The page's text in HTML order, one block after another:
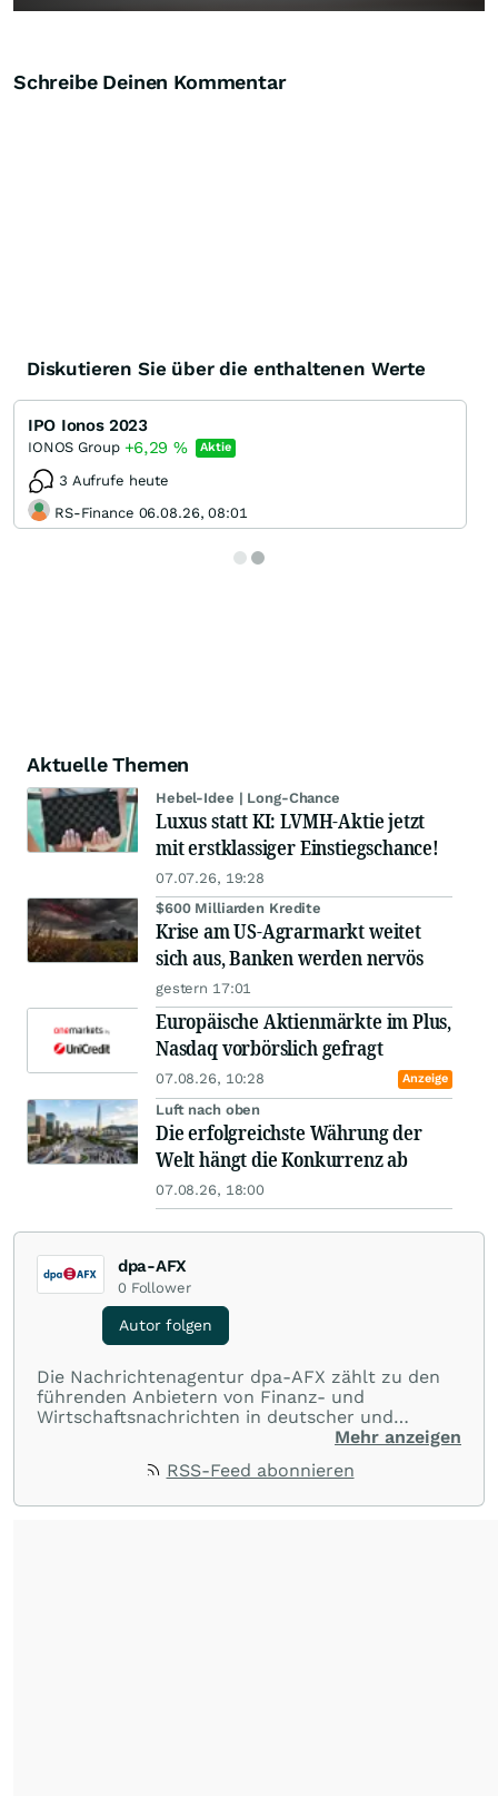
Schreibe Deinen Kommentar
Diskutieren Sie über die enthaltenen Werte
IPO Ionos 2023
IONOS Group +6,29 % Aktie
3 Aufrufe heute
RS-Finance 06.08.26, 08:01
Aktuelle Themen
Hebel-Idee | Long-Chance
Luxus statt KI: LVMH-Aktie jetzt
mit erstklassiger Einstiegschance!
07.07.26, 19:28
$600 Milliarden Kredite
Krise am US-Agrarmarkt weitet
sich aus, Banken werden nervös
gestern 17:01
Europäische Aktienmärkte im Plus,
Nasdaq vorbörslich gefragt
07.08.26, 10:28 Anzeige
Luft nach oben
Die erfolgreichste Währung der
Welt hängt die Konkurrenz ab
07.08.26, 18:00
dpa-AFX
0 Follower
Autor folgen
Die Nachrichtenagentur dpa-AFX zählt zu den
führenden Anbietern von Finanz- und
Wirtschaftsnachrichten in deutscher und
englischer Sprache. Gestützt auf ein
dpa-AFX unabhängig, zuverlässig und schnell
Mehr anzeigen
RSS-Feed abonnieren